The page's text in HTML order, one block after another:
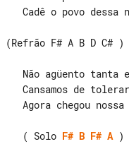
    ( Solo
F# B F# A